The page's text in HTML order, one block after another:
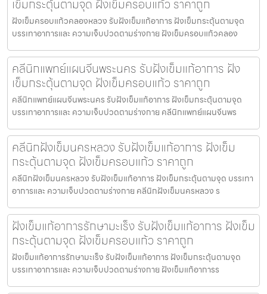
เข็มกระตุ้นตามจุด ฝังเข็มครอบแก้ว ราคาถูก
ฝังเข็มครอบแก้วคลองหลวง รับฝังเข็มแก้อาการ ฝังเข็มกระตุ้นตามจุด
บรรเทาอาการและ ความเจ็บปวดตามร่างกาย ฝังเข็มครอบแก้วคลอง
คลีนิกแพทย์แผนจีนพระนคร รับฝังเข็มแก้อาการ ฝัง
เข็มกระตุ้นตามจุด ฝังเข็มครอบแก้ว ราคาถูก
คลีนิกแพทย์แผนจีนพระนคร รับฝังเข็มแก้อาการ ฝังเข็มกระตุ้นตามจุด
บรรเทาอาการและ ความเจ็บปวดตามร่างกาย คลีนิกแพทย์แผนจีนพร
คลีนิกฝังเข็มนครหลวง รับฝังเข็มแก้อาการ ฝังเข็ม
กระตุ้นตามจุด ฝังเข็มครอบแก้ว ราคาถูก
คลีนิกฝังเข็มนครหลวง รับฝังเข็มแก้อาการ ฝังเข็มกระตุ้นตามจุด บรรเทา
อาการและ ความเจ็บปวดตามร่างกาย คลีนิกฝังเข็มนครหลวง ร
ฝังเข็มแก้อาการรักษามะเร็ง รับฝังเข็มแก้อาการ ฝังเข็ม
กระตุ้นตามจุด ฝังเข็มครอบแก้ว ราคาถูก
ฝังเข็มแก้อาการรักษามะเร็ง รับฝังเข็มแก้อาการ ฝังเข็มกระตุ้นตามจุด
บรรเทาอาการและ ความเจ็บปวดตามร่างกาย ฝังเข็มแก้อาการร